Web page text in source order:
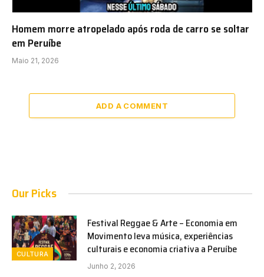
Homem morre atropelado após roda de carro se soltar
em Peruíbe
Maio 21, 2026
ADD A COMMENT
Our Picks
CULTURA
Festival Reggae & Arte – Economia em
Movimento leva música, experiências
culturais e economia criativa a Peruíbe
Junho 2, 2026